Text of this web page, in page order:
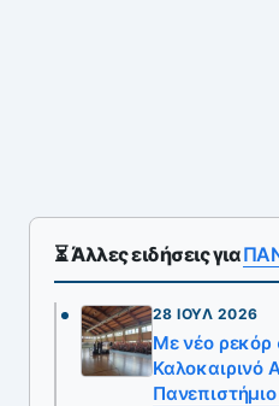
⏳ Άλλες ειδήσεις για
28 ΙΟΎΛ 2026
Με νέο ρεκόρ
Καλοκαιρινό